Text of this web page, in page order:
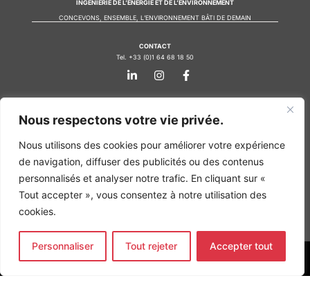
Nous respectons votre vie privée.
Nous utilisons des cookies pour améliorer votre expérience
de navigation, diffuser des publicités ou des contenus
personnalisés et analyser notre trafic. En cliquant sur «
Tout accepter », vous consentez à notre utilisation des
cookies.
Personnaliser Tout rejeter Accepter tout
INGÉNIERIE DE L’ÉNERGIE ET DE L’ENVIRONNEMENT
CONCEVONS, ENSEMBLE, L’ENVIRONNEMENT BÂTI DE DEMAIN
CONTACT
Tel. +33 (0)1 64 68 18 50
i
k
d
n
-
i
n
I
n
t
g
a
m
F
a
e
o
k
-
f
Nos agences
Bureau d'études Bordeaux
Bureau d'études Lyon
CONTACT
Tel. +33 (0)1 64 68 18 50
n
e
d
s
t
a
g
c
o
MENTIONS LÉGALES